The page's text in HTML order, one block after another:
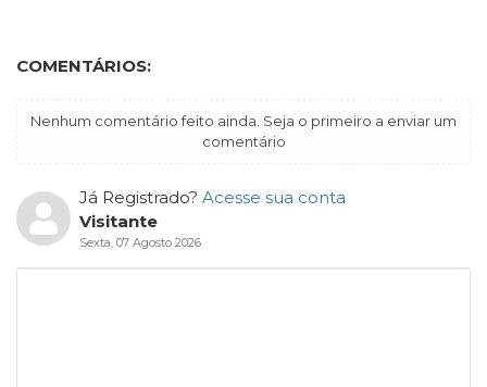
COMENTÁRIOS:
Nenhum comentário feito ainda. Seja o primeiro a enviar um
comentário
Já Registrado? Acesse sua conta
Visitante
Sexta, 07 Agosto 2026